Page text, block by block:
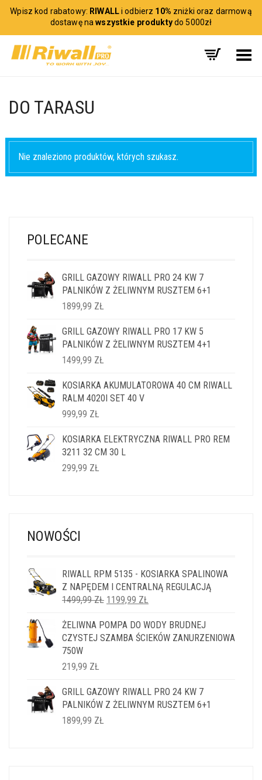
Wpisz kod rabatowy: RIWALLi odbierz 10% zniżki oraz darmową
dostawę nawszystkie produktydo 5000zł
Toggle Menu
DO TARASU
Nie znaleziono produktów, których szukasz.
POLECANE
GRILL GAZOWY RIWALL PRO 24 KW 7
PALNIKÓW Z ŻELIWNYM RUSZTEM 6+1
1899,99 ZŁ
GRILL GAZOWY RIWALL PRO 17 KW 5
PALNIKÓW Z ŻELIWNYM RUSZTEM 4+1
1499,99 ZŁ
KOSIARKA AKUMULATOROWA 40 CM RIWALL
RALM 4020I SET 40 V
999,99 ZŁ
KOSIARKA ELEKTRYCZNA RIWALL PRO REM
3211 32 CM 30 L
299,99 ZŁ
NOWOŚCI
RIWALL RPM 5135 - KOSIARKA SPALINOWA
Z NAPĘDEM I CENTRALNĄ REGULACJĄ
1499,99ZŁ PIERWOTNA
WYNOSIŁA:
1499,99 ZŁ.
1199,99 ZŁ
WYNOSI:
1199,99 ZŁ.
ŻELIWNA POMPA DO WODY BRUDNEJ
CZYSTEJ SZAMBA ŚCIEKÓW ZANURZENIOWA
750W
219,99 ZŁ
GRILL GAZOWY RIWALL PRO 24 KW 7
PALNIKÓW Z ŻELIWNYM RUSZTEM 6+1
1899,99 ZŁ